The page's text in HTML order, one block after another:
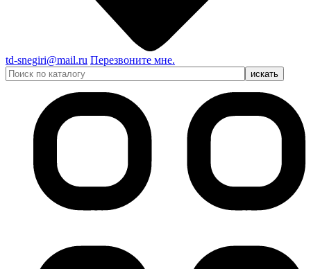
td-snegiri@mail.ru Перезвоните мне.